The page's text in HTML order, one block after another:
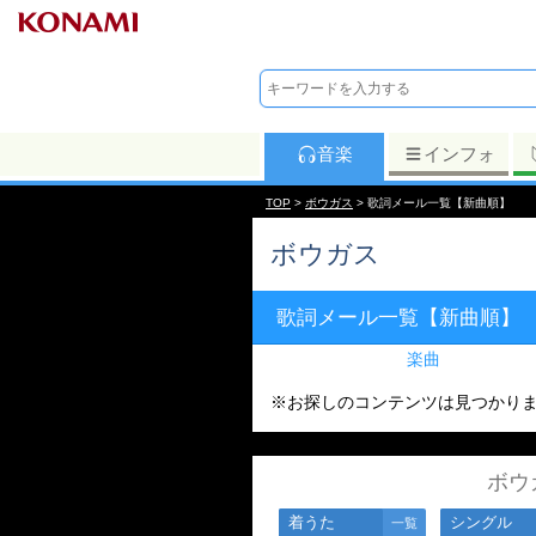
音楽 インフォ
TOP > ボウガス > 歌詞メール一覧【新曲順】
ボウガス
歌詞メール一覧【新曲順】
楽曲
※お探しのコンテンツは見つかりま
ボウ
着うた 一覧 シングル